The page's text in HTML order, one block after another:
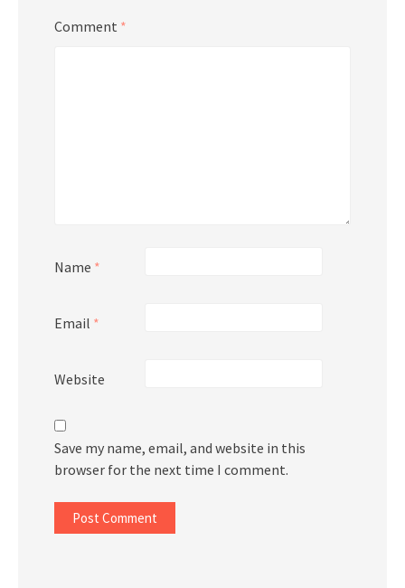
Comment *
Name *
Email *
Website
Save my name, email, and website in this
browser for the next time I comment.